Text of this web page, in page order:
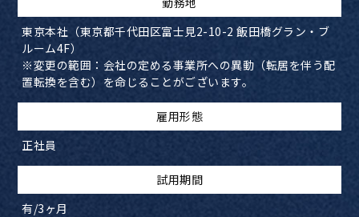
東京本社（東京都千代田区富士見2-10-2 飯田橋グラン・ブ
ルーム4F）
※変更の範囲：会社の定める事業所への異動（転居を伴う配
置転換を含む）を命じることがございます。
雇用形態
正社員
試用期間
有/3ヶ月